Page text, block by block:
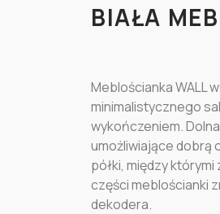
BIAŁA
Meblościanka WALL
minimalistycznego
wykończeniem.
umożliwiające dobrą
półki, między
części meblościanki
dekodera.